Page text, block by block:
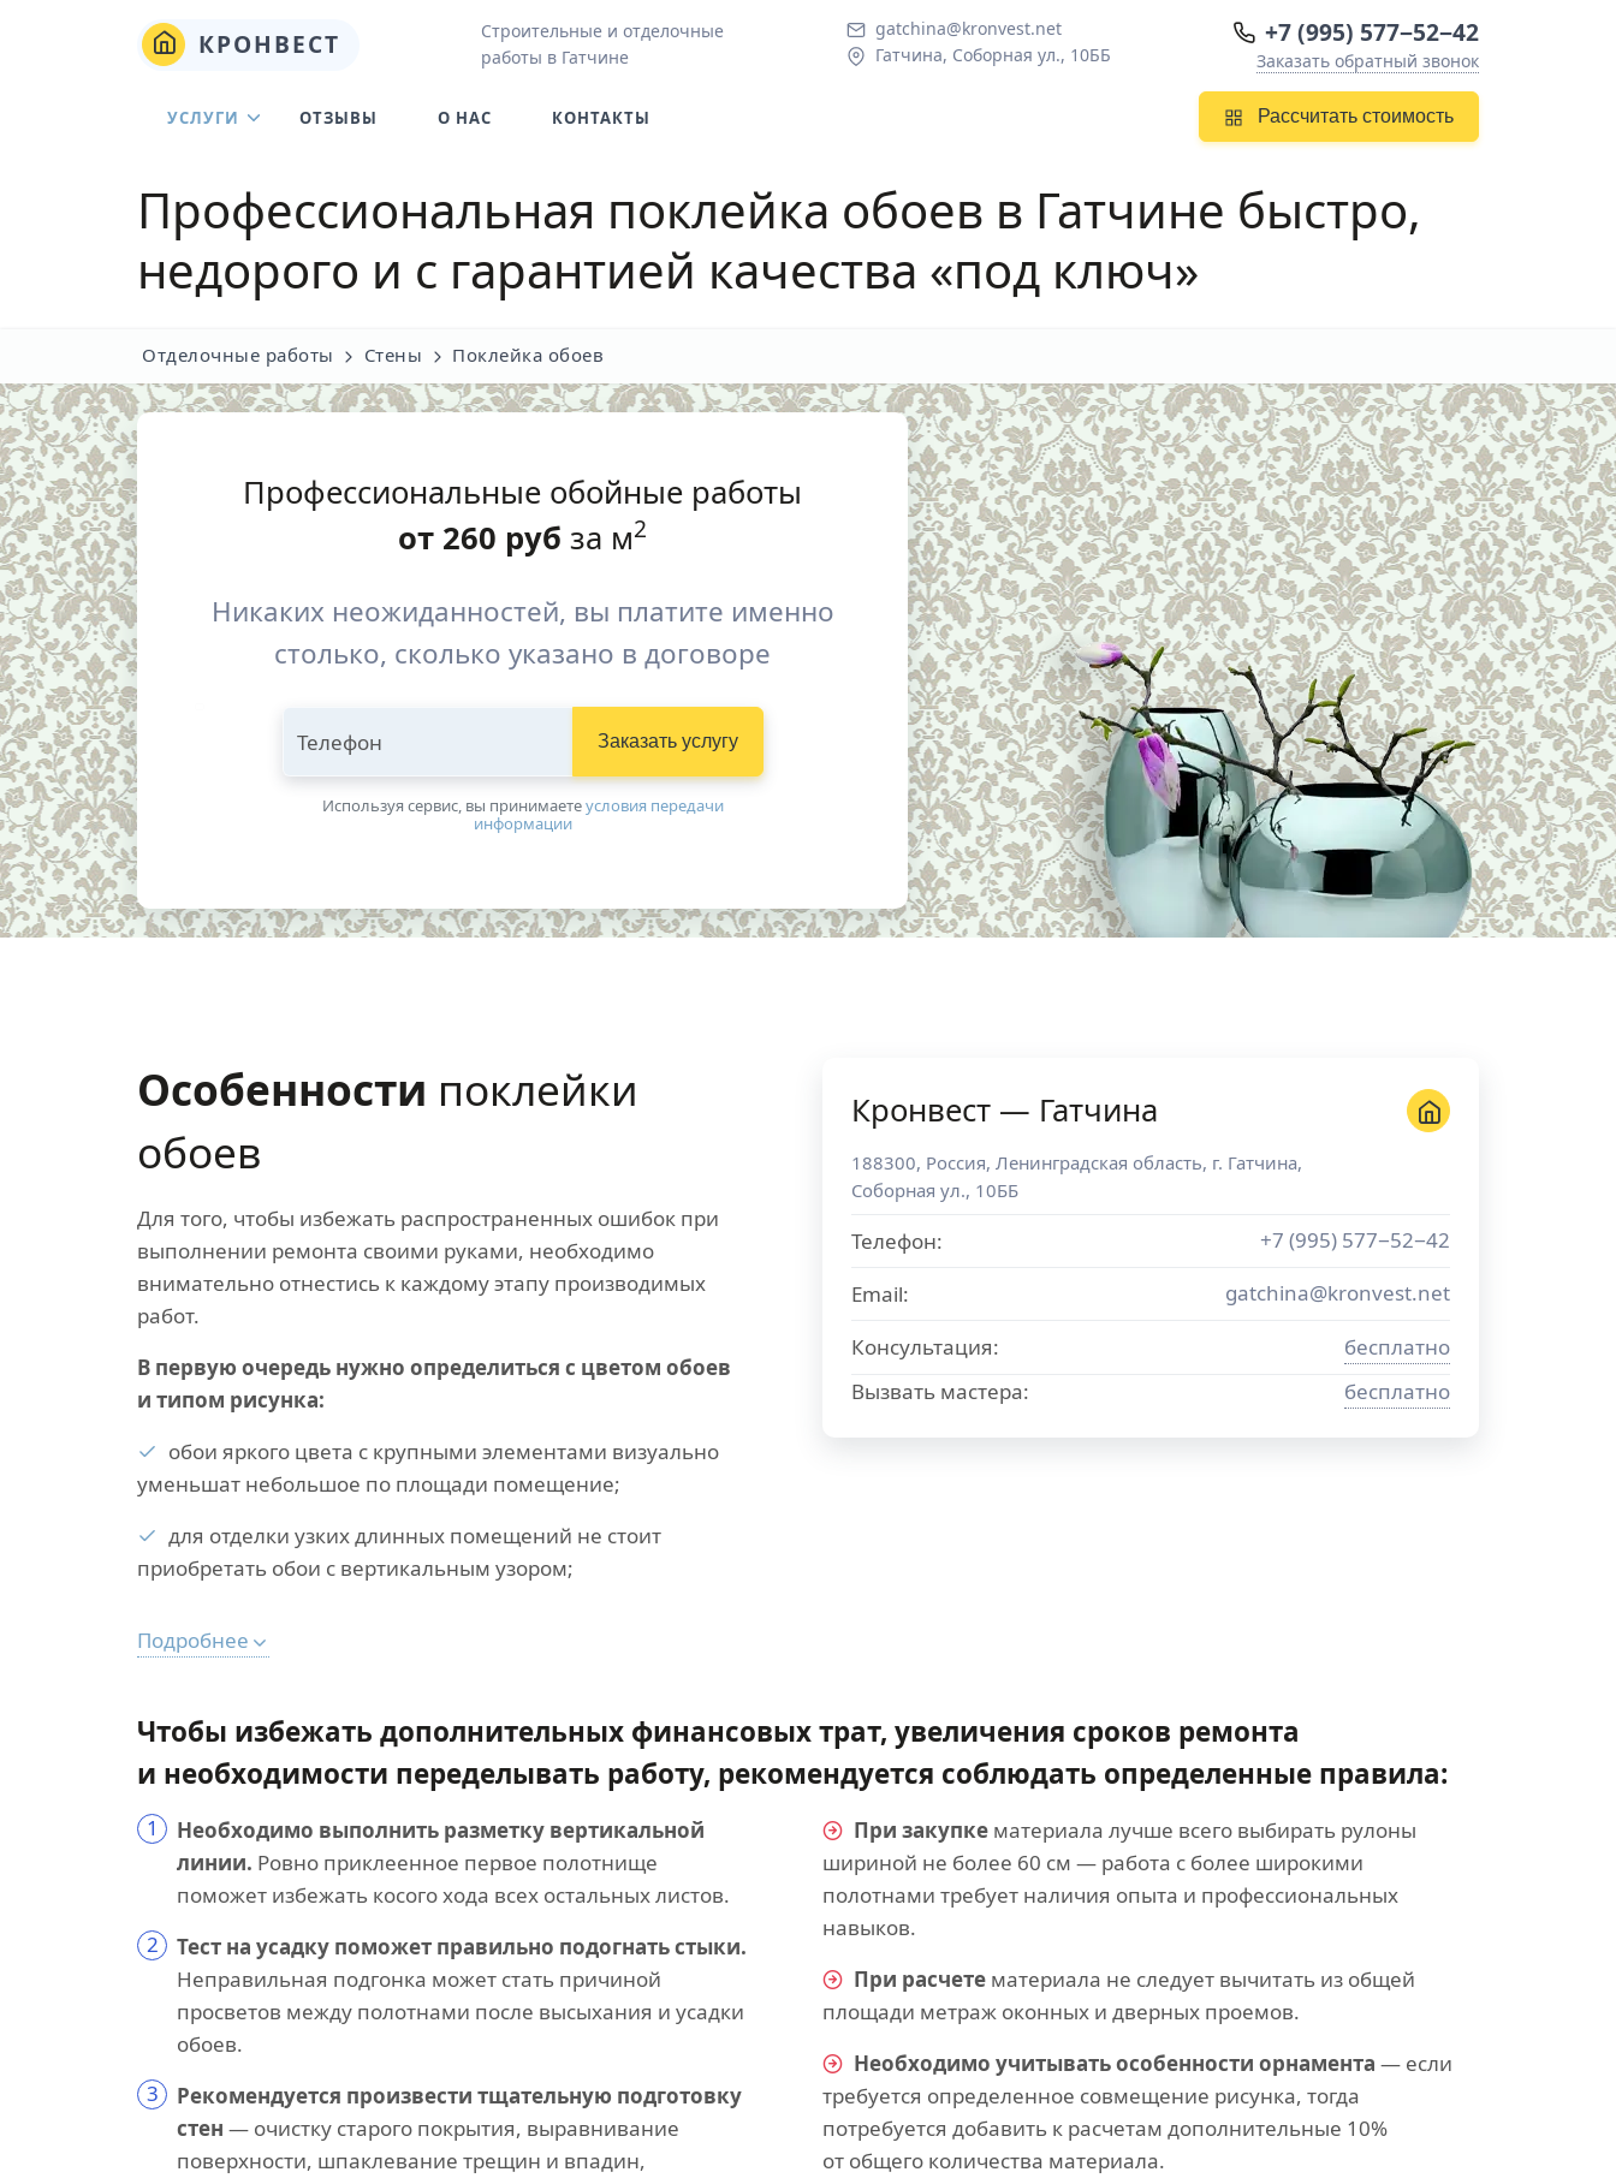
КРОНВЕСТ
Строительные и отделочные
работы в Гатчине
gatchina@kronvest.net
Гатчина, Соборная ул., 10ББ
+7 (995) 577−52−42
Заказать обратный звонок
Рассчитать стоимость
УСЛУГИ ОТЗЫВЫ О НАС КОНТАКТЫ
Профессиональная поклейка обоев в Гатчине быстро,
недорого и с гарантией качества «под ключ»
Отделочные работы Стены Поклейка обоев
Профессиональные обойные работы
от 260 руб за м2
Никаких неожиданностей, вы платите именно
столько, сколько указано в договоре
Телефон Заказать услугу
Используя сервис, вы принимаетeусловия передачи
информации
Особенности поклейки
обоев
Для того, чтобы избежать распространенных ошибок при
выполнении ремонта своими руками, необходимо
внимательно отнестись к каждому этапу производимых
работ.
В первую очередь нужно определиться с цветом обоев
и типом рисунка:
обои яркого цвета с крупными элементами визуально
уменьшат небольшое по площади помещение;
для отделки узких длинных помещений не стоит
приобретать обои с вертикальным узором;
Кронвест — Гатчина
188300, Россия, Ленинградская область, г. Гатчина,
Соборная ул., 10ББ
Телефон:
+7 (995) 577−52−42
Email:
gatchina@kronvest.net
Консультация:
бесплатно
Вызвать мастера:
бесплатно
Подробнее
Чтобы избежать дополнительных финансовых трат, увеличения сроков ремонта
и необходимости переделывать работу, рекомендуется соблюдать определенные правила:
1
Необходимо выполнить разметку вертикальной
линии. Ровно приклеенное первое полотнище
поможет избежать косого хода всех остальных листов.
2
Тест на усадку поможет правильно подогнать стыки.
Неправильная подгонка может стать причиной
просветов между полотнами после высыхания и усадки
обоев.
3
Рекомендуется произвести тщательную подготовку
стен — очистку старого покрытия, выравнивание
поверхности, шпаклевание трещин и впадин,
При закупке материала лучше всего выбирать рулоны
шириной не более 60 см — работа с более широкими
полотнами требует наличия опыта и профессиональных
навыков.
При расчете материала не следует вычитать из общей
площади метраж оконных и дверных проемов.
Необходимо учитывать особенности орнамента — если
требуется определенное совмещение рисунка, тогда
потребуется добавить к расчетам дополнительные 10%
от общего количества материала.